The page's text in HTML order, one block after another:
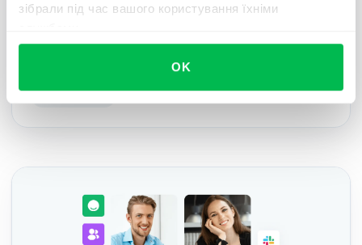
зібрали під час вашого користування їхніми
OK
Адаптація нових співробітників відбувається по-
Onboarding